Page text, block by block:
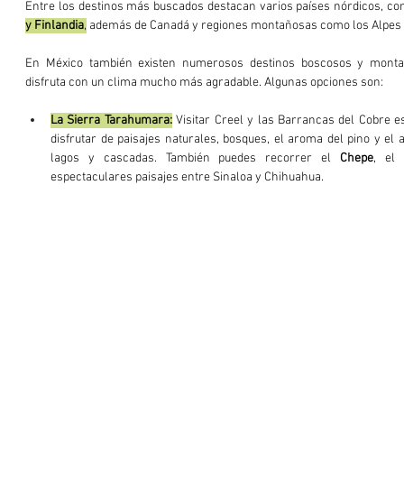
Entre los destinos más buscados destacan varios países nórdicos,
y Finlandia, además de Canadá y regiones montañosas como los
En México también existen numerosos destinos boscosos y
disfruta con un clima mucho más agradable. Algunas opciones son:
La Sierra Tarahumara: Visitar Creel y las Barrancas del Cobre
disfrutar de paisajes naturales, bosques, el aroma del pino y el
lagos y cascadas. También puedes recorrer el Chepe, el
espectaculares paisajes entre Sinaloa y Chihuahua.